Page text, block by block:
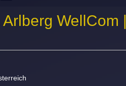
WellCom |